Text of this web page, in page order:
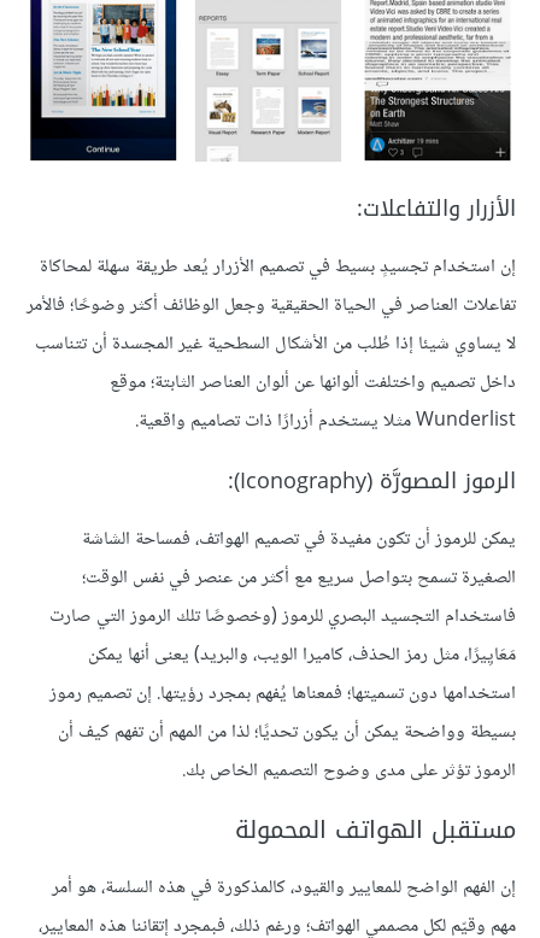
الأزرار والتفاعلات:
إن استخدام تجسيدٍ بسيط في تصميم الأزرار يُعد طريقة سهلة لمحاكاة
تفاعلات العناصر في الحياة الحقيقية وجعل الوظائف أكثر وضوحًا؛ فالأمر
لا يساوي شيئا إذا طُلب من الأشكال السطحية غير المجسدة أن تتناسب
داخل تصميم واختلفت ألوانها عن ألوان العناصر الثابتة؛ موقع
Wunderlist مثلا يستخدم أزرارًا ذات تصاميم واقعية.
الرموز المصورَّة (Iconography):
يمكن للرموز أن تكون مفيدة في تصميم الهواتف، فمساحة الشاشة
الصغيرة تسمح بتواصل سريع مع أكثر من عنصر في نفس الوقت؛
فاستخدام التجسيد البصري للرموز (وخصوصًا تلك الرموز التي صارت
مَعَايِيرًا، مثل رمز الحذف، كاميرا الويب، والبريد) يعنى أنها يمكن
استخدامها دون تسميتها؛ فمعناها يُفهم بمجرد رؤيتها. إن تصميم رموز
بسيطة وواضحة يمكن أن يكون تحديًا؛ لذا من المهم أن تفهم كيف أن
الرموز تؤثر على مدى وضوح التصميم الخاص بك.
مستقبل الهواتف المحمولة
إن الفهم الواضح للمعايير والقيود، كالمذكورة في هذه السلسة، هو أمر
مهم وقيّم لكل مصممي الهواتف؛ ورغم ذلك، فبمجرد إتقاننا هذه المعايير،